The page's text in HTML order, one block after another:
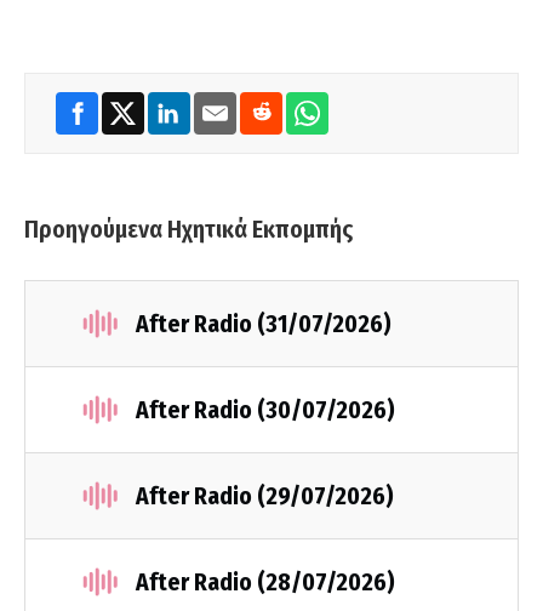
Προηγούμενα Ηχητικά Εκπομπής
After Radio (31/07/2026)
After Radio (30/07/2026)
After Radio (29/07/2026)
After Radio (28/07/2026)